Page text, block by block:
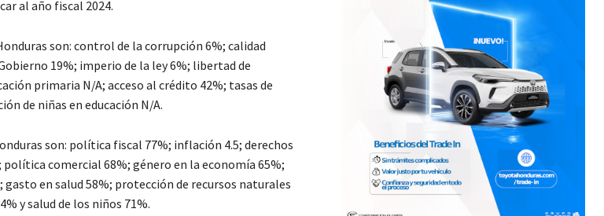
al año fiscal 2024.
son: control de la corrupción 6%; calidad
19%; imperio de la ley 6%; libertad de
primaria N/A; acceso al crédito 42%; tasas de
de niñas en educación N/A.
son: política fiscal 77%; inflación 4.5; derechos
comercial 68%; género en la economía 65%;
gasto en salud 58%; protección de recursos naturales
y salud de los niños 71%.